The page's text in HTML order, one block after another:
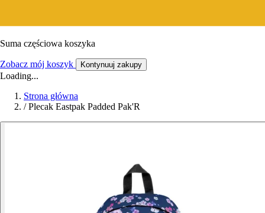
Suma częściowa koszyka
Zobacz mój koszyk Kontynuuj zakupy
Loading...
Strona główna
/ Plecak Eastpak Padded Pak'R